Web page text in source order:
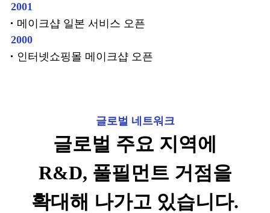
2001
메이크샵 일본 서비스 오픈
2000
인터넷쇼핑몰 메이크샵 오픈
글로벌 네트워크
글로벌 주요 지역에
R&D, 풀필먼트 거점을
확대해 나가고 있습니다.